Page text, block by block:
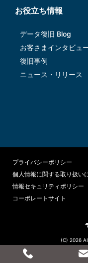
お役立ち情報
データ復旧 Blog
お客さまインタビュ
復旧事例
ニュース・リリース
プライバシーポリシー
個人情報に関する取り扱い
情報セキュリティポリシー
コーポレートサイト
(C) 2026